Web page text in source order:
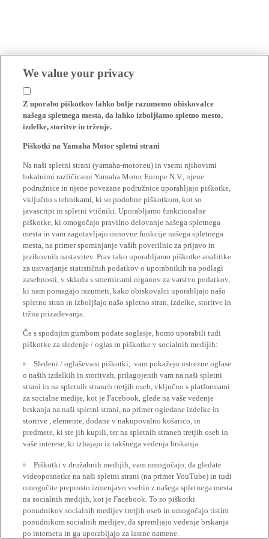
We value your privacy
Z uporabo piškotkov lahko bolje razumemo obiskovalce
našega spletnega mesta, da lahko izboljšamo spletno mesto,
izdelke, storitve in trženje.
Piškotki na Yamaha Motor spletni strani
Na naši spletni strani (yamaha-motor.eu) in vsemi njihovimi
lokalnimi različicami Yamaha Motor Europe N.V., njene
podružnice in njene povezane podružnice uporabljajo piškotke,
vključno s tehnikami, ki so podobne piškotkom, kot so
javascript in spletni vtičniki. Uporabljamo funkcionalne
piškotke, ki omogočajo pravilno delovanje našega spletnega
mesta in vam zagotavljajo osnovne funkcije našega spletnega
mesta, na primer spominjanje vaših poverilnic za prijavo in
jezikovnih nastavitev. Prav tako uporabljamo piškotke analitike
za ustvarjanje statističnih podatkov o uporabnikih na podlagi
zasebnosti, v skladu s smernicami organov za varstvo podatkov,
ki nam pomagajo razumeti, kako obiskovalci uporabljajo našo
spletno stran in izboljšajo našo spletno stran, izdelke, storitve in
tržna prizadevanja.
Če s spodnjim gumbom podate soglasje, bomo uporabili tudi
piškotke za sledenje / oglas in piškotke v socialnih medijih:
Sledeni / oglaševani piškotki, vam pokažejo ustrezne oglase
o naših izdelkih in storitvah, prilagojenih vam na naši spletni
strani in na spletnih straneh tretjih oseb, vključno s platformami
za socialne medije, kot je Facebook, glede na vaše vedenje
brskanja na naši spletni strani, na primer ogledane izdelke in
storitve , elemente, dodane v nakupovalno košarico, in
predmete, ki ste jih kupili, ter na spletnih straneh tretjih oseb in
vaše interese, ki izhajajo iz takšnega vedenja brskanja.
Piškotki v družabnih medijih, vam omogočajo, da gledate
videoposnetke na naši spletni strani (na primer YouTube) in tudi
omogočite preprosto izmenjavo vsebin z našega spletnega mesta
na socialnih medijih, kot je Facebook. To so piškotki
ponudnikov socialnih medijev tretjih oseb in omogočajo tistim
ponudnikom socialnih medijev, da spremljajo vedenje brskanja
po internetu in ga uporabljajo za lastne namene.